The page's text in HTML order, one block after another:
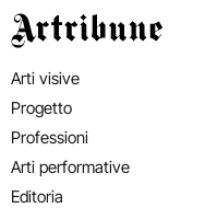
Artribune
Arti visive
Progetto
Professioni
Arti performative
Editoria